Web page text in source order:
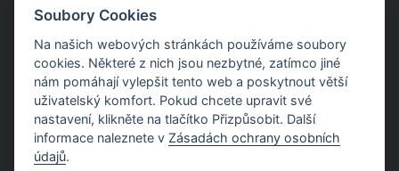
Inženýrské manuály
Stáhněte si manuály s teoretickými i praktickými ukázkami
použití programů.
Soubory Cookies
Na našich webových stránkách používáme soubory
cookies. Některé z nich jsou nezbytné, zatímco jiné
nám pomáhají vylepšit tento web a poskytnout větší
uživatelský komfort. Pokud chcete upravit své
nastavení, klikněte na tlačítko Přizpůsobit. Další
informace naleznete v Zásadách ochrany osobních
údajů.